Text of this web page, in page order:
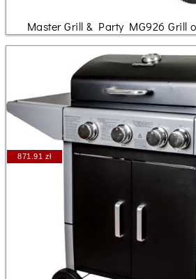
Master Grill & Party MG926 Grill
871.91 zł